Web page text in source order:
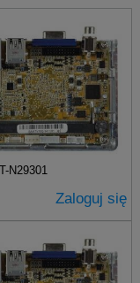
N29301
Zaloguj się